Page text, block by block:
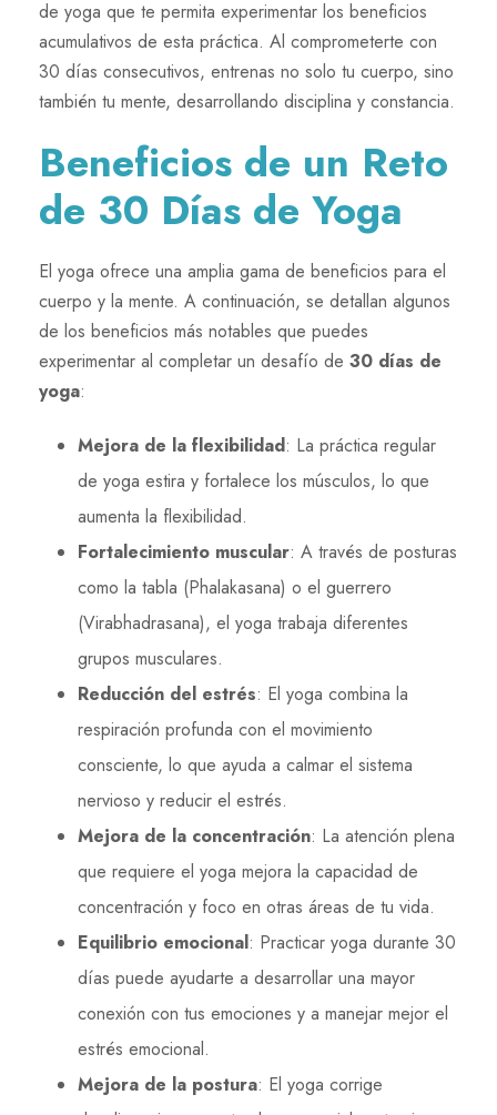
de yoga que te permita experimentar los beneficios
acumulativos de esta práctica. Al comprometerte con
30 días consecutivos, entrenas no solo tu cuerpo, sino
también tu mente, desarrollando disciplina y constancia.
Beneficios de un Reto
de 30 Días de Yoga
El yoga ofrece una amplia gama de beneficios para el
cuerpo y la mente. A continuación, se detallan algunos
de los beneficios más notables que puedes
experimentar al completar un desafío de 30 días de
yoga:
Mejora de la flexibilidad: La práctica regular
de yoga estira y fortalece los músculos, lo que
aumenta la flexibilidad.
Fortalecimiento muscular: A través de posturas
como la tabla (Phalakasana) o el guerrero
(Virabhadrasana), el yoga trabaja diferentes
grupos musculares.
Reducción del estrés: El yoga combina la
respiración profunda con el movimiento
consciente, lo que ayuda a calmar el sistema
nervioso y reducir el estrés.
Mejora de la concentración: La atención plena
que requiere el yoga mejora la capacidad de
concentración y foco en otras áreas de tu vida.
Equilibrio emocional: Practicar yoga durante 30
días puede ayudarte a desarrollar una mayor
conexión con tus emociones y a manejar mejor el
estrés emocional.
Mejora de la postura: El yoga corrige